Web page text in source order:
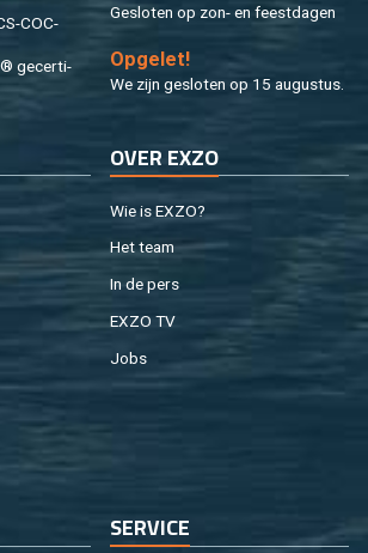
COC-
ge­cer­ti­
Ge­slo­ten op zon- en feest­da­gen
Op­ge­let!
We zijn ge­slo­ten op 15 au­gus­tus.
OVER EXZO
Wie is EXZO?
Het team
In de pers
EXZO TV
Jobs
SER­VI­CE